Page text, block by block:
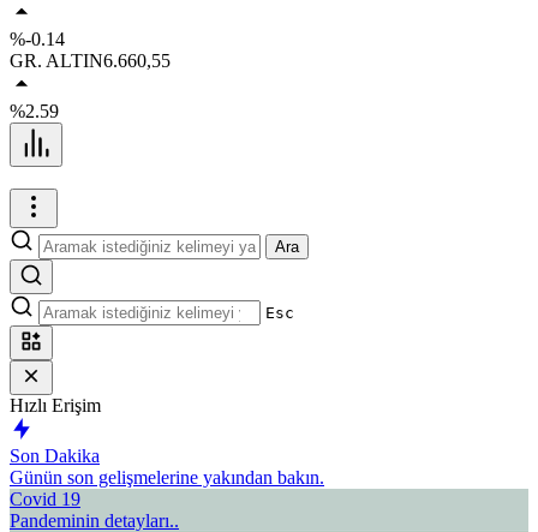
%-0.14
GR. ALTIN6.660,55
%2.59
Ara
Esc
Hızlı Erişim
Son Dakika
Günün son gelişmelerine yakından bakın.
Covid 19
Pandeminin detayları..